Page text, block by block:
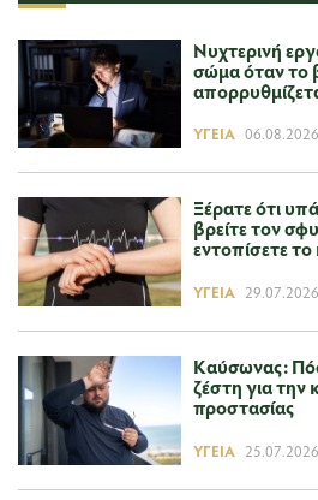
Νυχτερινή
σώμα όταν το
ΥΓΕΊΑ
Ξέρατε ότι
βρείτε τον
εντοπίσετε
ΥΓΕΊΑ
Καύσωνας:
ζέστη για την
προστασίας
ΥΓΕΊΑ